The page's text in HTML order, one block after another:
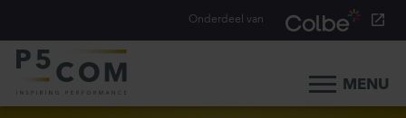
Onderdeel van
MENU